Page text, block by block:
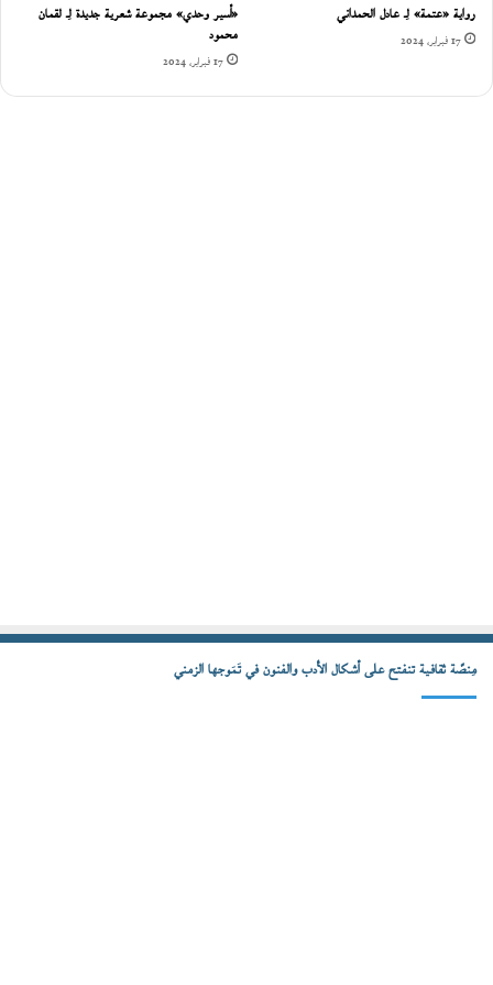
رواية «عتمة» لِـ عادل الحمداني
17 فبراير، 2024
«أسير وحدي» مجموعة شعرية جديدة لِـ لقمان
محمود
17 فبراير، 2024
مِنصّة ثقافية تنفتح على أشكال الأدب والفنون في تَمَوجها الزمني